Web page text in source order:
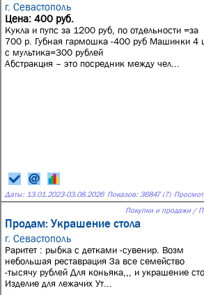
г. Севастополь
Цена: 400 руб.
Кукла и пупс за 1200 руб, по отдельности =за
700 р. Губная гармошка -400 руб Машинки 4
с мультика=300 рублей
Абстракция – это посредник между чел...
Даты: 13.01.2023-03.08.2026 Показов: 36847 (7)
Покупки и продажи /
Продам: Украшение стола
г. Севастополь
Раритет : рыбка с детками -сувенир. Возм
небольшая реставрация За все семейство
-тысячу рублей Для коньяка,,, и украшение
Изделие для лежачих Ут...